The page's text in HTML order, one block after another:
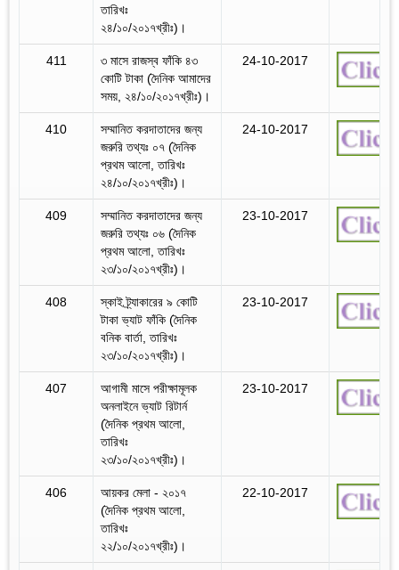
তারিখঃ
২৪/১০/২০১৭খ্রীঃ)।
411
৩ মাসে রাজস্ব ফাঁকি ৪৩
কোটি টাকা (দৈনিক আমাদের
সময়, ২৪/১০/২০১৭খ্রীঃ)।
24-10-2017
410
সম্মানিত করদাতাদের জন্য
জরুরি তথ্যঃ ০৭ (দৈনিক
প্রথম আলো, তারিখঃ
২৪/১০/২০১৭খ্রীঃ)।
24-10-2017
409
সম্মানিত করদাতাদের জন্য
জরুরি তথ্যঃ ০৬ (দৈনিক
প্রথম আলো, তারিখঃ
২৩/১০/২০১৭খ্রীঃ)।
23-10-2017
408
স্কাই ট্র্যাকারের ৯ কোটি
টাকা ভ্যাট ফাঁকি (দৈনিক
বনিক বার্তা, তারিখঃ
২৩/১০/২০১৭খ্রীঃ)।
23-10-2017
407
আগামী মাসে পরীক্ষামূলক
অনলাইনে ভ্যাট রিটার্ন
(দৈনিক প্রথম আলো,
তারিখঃ
২৩/১০/২০১৭খ্রীঃ)।
23-10-2017
406
আয়কর মেলা - ২০১৭
(দৈনিক প্রথম আলো,
তারিখঃ
২২/১০/২০১৭খ্রীঃ)।
22-10-2017